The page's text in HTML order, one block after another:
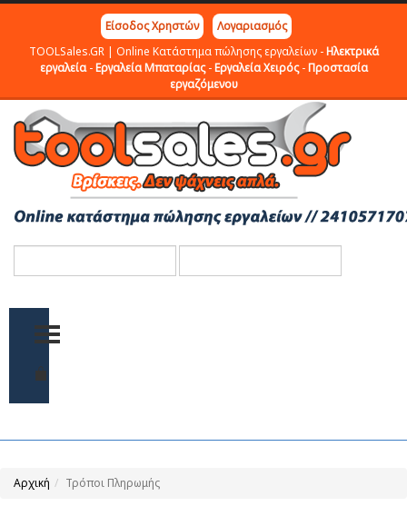
Είσοδος Χρηστών
Λογαριασμός
TOOLSales.GR | Online Κατάστημα πώλησης εργαλείων -Ηλεκτρικά
εργαλεία-Εργαλεία Μπαταρίας-Εργαλεία Χειρός-Προστασία
εργαζόμενου
TOGGLE MENU
Αρχική Τρόποι Πληρωμής